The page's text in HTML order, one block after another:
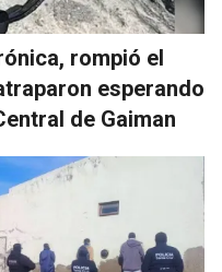
rompió el
esperando
de Gaiman